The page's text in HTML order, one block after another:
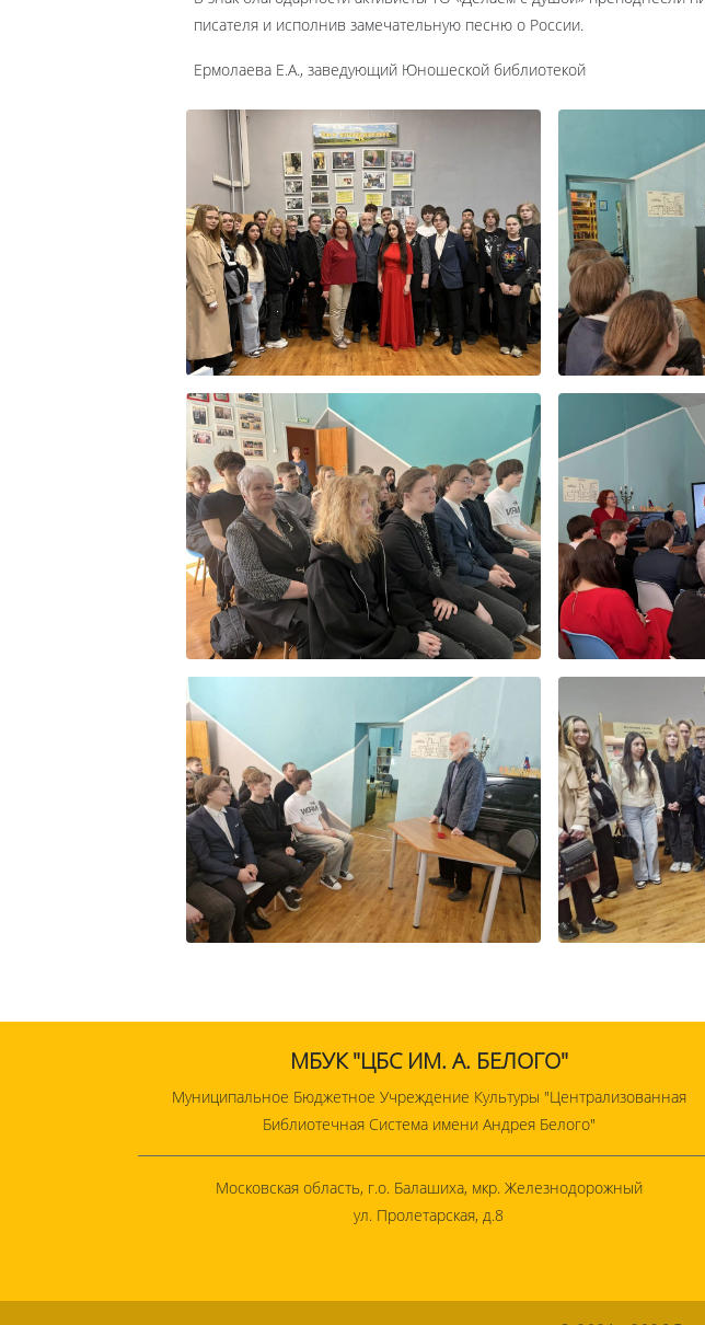
писателя и исполнив замечательную песню о России.
Ермолаева Е.А., заведующий Юношеской библиотекой
МБУК "ЦБС ИМ. А. БЕЛОГО"
Муниципальное Бюджетное Учреждение Культуры "Централизованная
Библиотечная Система имени Андрея Белого"
Московская область, г.о. Балашиха, мкр. Железнодорожный
ул. Пролетарская, д.8